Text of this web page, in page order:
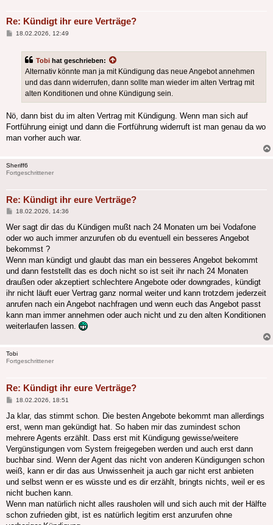
Re: Kündigt ihr eure Verträge?
Beitrag
18.02.2026, 12:49
Tobi hat geschrieben:
Alternativ könnte man ja mit Kündigung das neue Angebot annehmen
und das dann widerrufen, dann sollte man wieder im alten Vertrag mit
alten Konditionen und ohne Kündigung sein.
Nö, dann bist du im alten Vertrag mit Kündigung. Wenn man sich auf
Fortführung einigt und dann die Fortführung widerruft ist man genau da wo
man vorher auch war.
Sheriff6
Fortgeschrittener
Re: Kündigt ihr eure Verträge?
Beitrag
18.02.2026, 14:36
Wer sagt dir das du Kündigen mußt nach 24 Monaten um bei Vodafone
oder wo auch immer anzurufen ob du eventuell ein besseres Angebot
bekommst ?
Wenn man kündigt und glaubt das man ein besseres Angebot bekommt
und dann feststellt das es doch nicht so ist seit ihr nach 24 Monaten
draußen oder akzeptiert schlechtere Angebote oder downgrades, kündigt
ihr nicht läuft euer Vertrag ganz normal weiter und kann trotzdem jederzeit
anrufen nach ein Angebot nachfragen und wenn euch das Angebot passt
kann man immer annehmen oder auch nicht und zu den alten Konditionen
weiterlaufen lassen.
Tobi
Fortgeschrittener
Re: Kündigt ihr eure Verträge?
Beitrag
18.02.2026, 18:51
Ja klar, das stimmt schon. Die besten Angebote bekommt man allerdings
erst, wenn man gekündigt hat. So haben mir das zumindest schon
mehrere Agents erzählt. Dass erst mit Kündigung gewisse/weitere
Vergünstigungen vom System freigegeben werden und auch erst dann
buchbar sind. Wenn der Agent das nicht von anderen Kündigungen schon
weiß, kann er dir das aus Unwissenheit ja auch gar nicht erst anbieten
und selbst wenn er es wüsste und es dir erzählt, bringts nichts, weil er es
nicht buchen kann.
Wenn man natürlich nicht alles rausholen will und sich auch mit der Hälfte
schon zufrieden gibt, ist es natürlich legitim erst anzurufen ohne